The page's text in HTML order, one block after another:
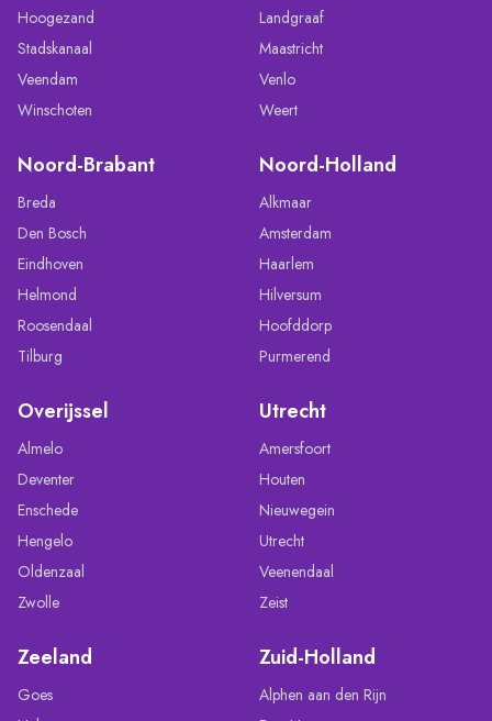
Hoogezand
Stadskanaal
Veendam
Winschoten
Landgraaf
Maastricht
Venlo
Weert
Noord-Brabant
Breda
Den Bosch
Eindhoven
Helmond
Roosendaal
Tilburg
Noord-Holland
Alkmaar
Amsterdam
Haarlem
Hilversum
Hoofddorp
Purmerend
Overijssel
Almelo
Deventer
Enschede
Hengelo
Oldenzaal
Zwolle
Utrecht
Amersfoort
Houten
Nieuwegein
Utrecht
Veenendaal
Zeist
Zeeland
Goes
Zuid-Holland
Alphen aan den Rijn